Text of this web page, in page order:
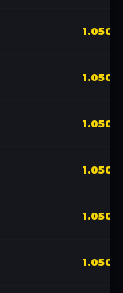
1.050
1.050
1.050
1.050
1.050
1.050